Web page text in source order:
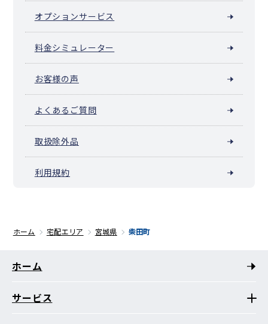
オプションサービス
料金シミュレーター
お客様の声
よくあるご質問
取扱除外品
利用規約
ホーム 宅配エリア 宮城県 柴田町
ホーム
サービス